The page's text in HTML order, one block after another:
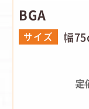
BGA
サイズ 幅
定